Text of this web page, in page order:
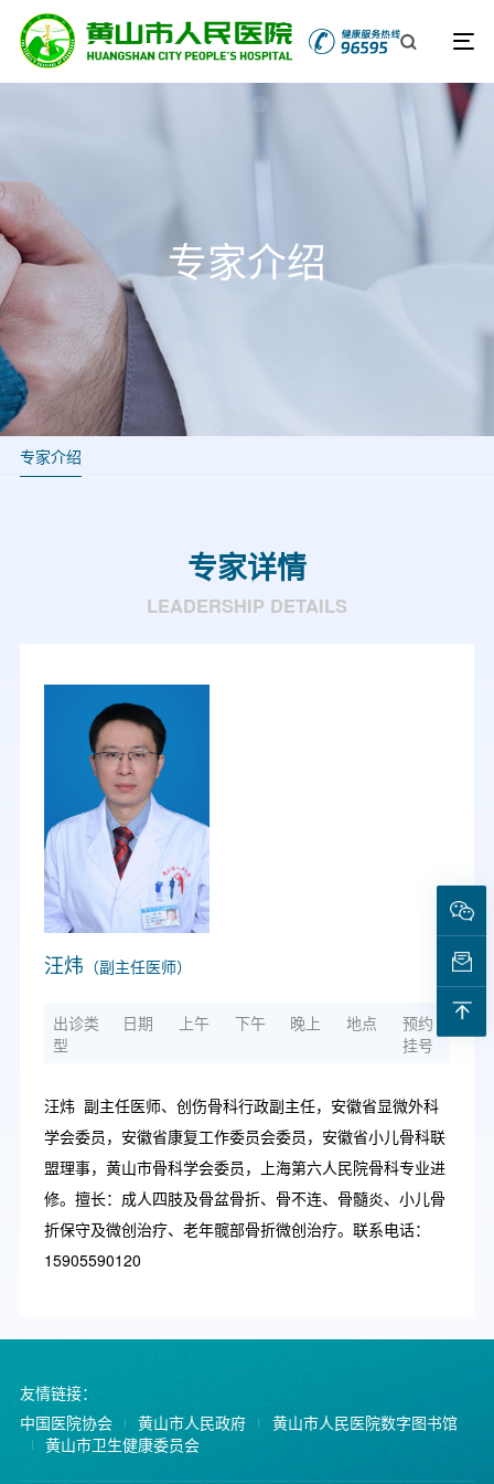
专家介绍
专家介绍
专家详情
LEADERSHIP DETAILS
汪炜 （副主任医师）
出诊类
型
日期 上午 下午 晚上 地点
预约
挂号
汪炜 副主任医师、创伤骨科行政副主任，安徽省显微外科
学会委员，安徽省康复工作委员会委员，安徽省小儿骨科联
盟理事，黄山市骨科学会委员，上海第六人民院骨科专业进
修。擅长：成人四肢及骨盆骨折、骨不连、骨髓炎、小儿骨
折保守及微创治疗、老年髋部骨折微创治疗。联系电话：
15905590120
友情链接：
中国医院协会
黄山市人民政府
黄山市人民医院数字图书馆
黄山市卫生健康委员会